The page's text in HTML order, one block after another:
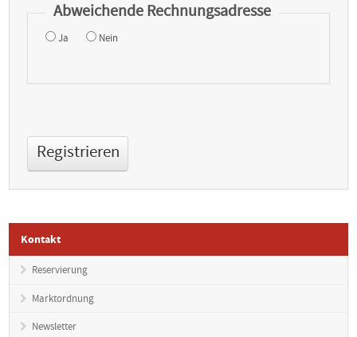
Abweichende Rechnungsadresse
Ja Nein
Kontakt
Reservierung
Marktordnung
Newsletter